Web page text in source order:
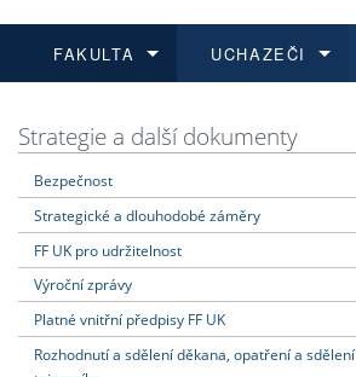
FAKULTA
Dozvědět se více
UCHAZEČI
Podat přihlášku
Dozvědět se více
Dozvědět se více
Dozvědět se více
Strategie a další dokumenty
Bezpečnost
Strategické a dlouhodobé záměry
FF UK pro udržitelnost
Výroční zprávy
Platné vnitřní předpisy FF UK
Rozhodnutí a sdělení děkana, opatření a sdělení